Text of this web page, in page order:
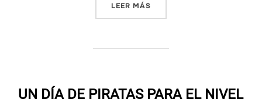
LEER MÁS
UN DÍA DE PIRATAS PARA EL NIVEL